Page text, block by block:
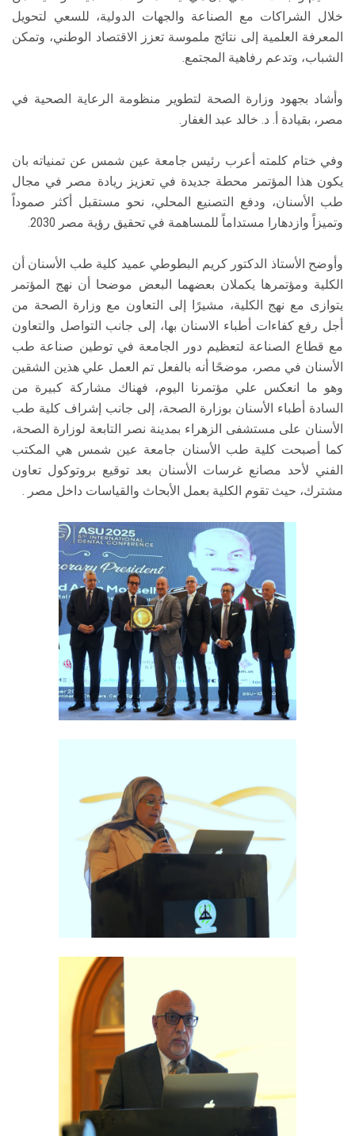
خلال الشراكات مع الصناعة والجهات الدولية، للسعي لتحويل
المعرفة العلمية إلى نتائج ملموسة تعزز الاقتصاد الوطني، وتمكن
الشباب، وتدعم رفاهية المجتمع.
وأشاد بجهود وزارة الصحة لتطوير منظومة الرعاية الصحية في
مصر، بقيادة أ. د. خالد عبد الغفار.
وفي ختام كلمته أعرب رئيس جامعة عين شمس عن تمنياته بان
يكون هذا المؤتمر محطة جديدة في تعزيز ريادة مصر في مجال
طب الأسنان، ودفع التصنيع المحلي، نحو مستقبل أكثر صموداً
وتميزاً وازدهارا مستداماً للمساهمة في تحقيق رؤية مصر 2030.
وأوضح الأستاذ الدكتور كريم البطوطي عميد كلية طب الأسنان أن
الكلية ومؤتمرها يكملان بعضهما البعض موضحا أن نهج المؤتمر
يتوازى مع نهج الكلية، مشيرًا إلى التعاون مع وزارة الصحة من
أجل رفع كفاءات أطباء الاسنان بها، إلى جانب التواصل والتعاون
مع قطاع الصناعة لتعظيم دور الجامعة في توطين صناعة طب
الأسنان في مصر، موضحًا أنه بالفعل تم العمل علي هذين الشقين
وهو ما انعكس علي مؤتمرنا اليوم، فهناك مشاركة كبيرة من
السادة أطباء الأسنان بوزارة الصحة، إلى جانب إشراف كلية طب
الأسنان على مستشفى الزهراء بمدينة نصر التابعة لوزارة الصحة،
كما أصبحت كلية طب الأسنان جامعة عين شمس هي المكتب
الفني لأحد مصانع غرسات الأسنان بعد توقيع بروتوكول تعاون
مشترك، حيث تقوم الكلية بعمل الأبحاث والقياسات داخل مصر .